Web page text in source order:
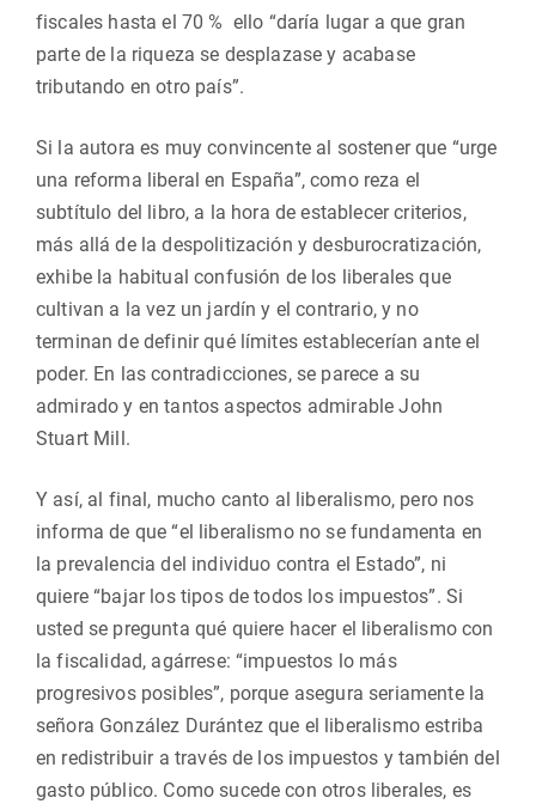
fiscales hasta el 70 % ello “daría lugar a que gran
parte de la riqueza se desplazase y acabase
tributando en otro país”.
Si la autora es muy convincente al sostener que “urge
una reforma liberal en España”, como reza el
subtítulo del libro, a la hora de establecer criterios,
más allá de la despolitización y desburocratización,
exhibe la habitual confusión de los liberales que
cultivan a la vez un jardín y el contrario, y no
terminan de definir qué límites establecerían ante el
poder. En las contradicciones, se parece a su
admirado y en tantos aspectos admirable John
Stuart Mill.
Y así, al final, mucho canto al liberalismo, pero nos
informa de que “el liberalismo no se fundamenta en
la prevalencia del individuo contra el Estado”, ni
quiere “bajar los tipos de todos los impuestos”. Si
usted se pregunta qué quiere hacer el liberalismo con
la fiscalidad, agárrese: “impuestos lo más
progresivos posibles”, porque asegura seriamente la
señora González Durántez que el liberalismo estriba
en redistribuir a través de los impuestos y también del
gasto público. Como sucede con otros liberales, es